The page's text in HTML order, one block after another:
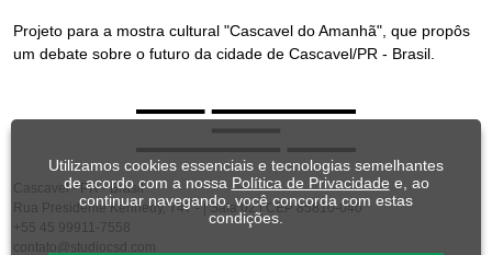
Projeto para a mostra cultural "Cascavel do Amanhã", que propôs
um debate sobre o futuro da cidade de Cascavel/PR - Brasil.
Cascavel - PR - Brasil
Rua Presidente Kennedy, 747 - | Sala 02 | CEP 85810-040
+55 45 99911-7558
contato@studiocsd.com
Utilizamos cookies essenciais e tecnologias semelhantes
de acordo com a nossa Política de Privacidade e, ao
continuar navegando, você concorda com estas
condições.